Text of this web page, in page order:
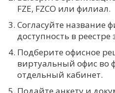
FZE, FZCO или филиал.
Согласуйте название
доступность в реестре
Подберите офисное
виртуальный офис во
отдельный кабинет.
Подайте анкету и